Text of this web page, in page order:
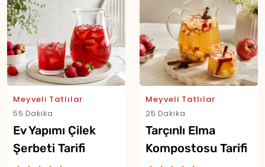
Meyveli Tatlılar
55 Dakika
Ev Yapımı Çilek
Şerbeti Tarifi
Meyveli Tatlılar
25 Dakika
Tarçınlı Elma
Kompostosu Tarifi